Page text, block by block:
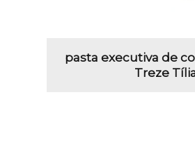
pasta executiva de
Treze